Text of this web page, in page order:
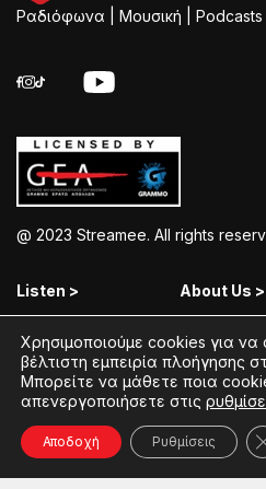
Ραδιόφωνα | Μουσική |
@ 2023 Streamee. All rights
Listen >
Streamee Radios
Moods
Radios
Podcasts
About Us >
Policy
Terms of
Coins
Streamee
Χρησιμοποιούμε cookies για
βέλτιστη εμπειρία πλοήγησης
Μπορείτε να μάθετε ποια
απενεργοποιήσετε στις
Αποδοχή Ρυθμίσεις